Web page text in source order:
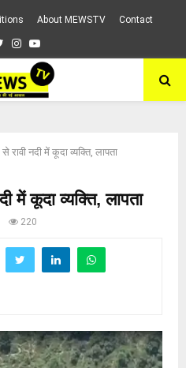
About MEWSTV Contact
TwitterInstagram
Youtube
रावी नदी में कूदा व्यक्ति, लापता
में कूदा व्यक्ति, लापता
220